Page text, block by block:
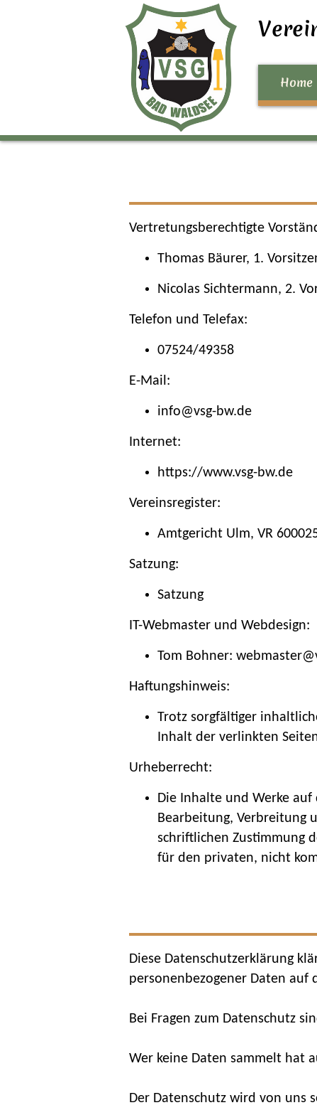
Home
Vertretungsberechtigte
Thomas Bäurer, 1.
Nicolas Sichtermann, 2.
Telefon und Telefax:
07524/49358
E-Mail:
info@vsg-bw.de
Internet:
https://www.vsg-bw.de
Vereinsregister:
Amtgericht Ulm, VR
Satzung:
Satzung
IT-Webmaster und Webdesign:
Tom Bohner:
Haftungshinweis:
Trotz sorgfältiger
Inhalt der verlinkten
Urheberrecht:
Die Inhalte und Werke
Bearbeitung, Verbreitung
schriftlichen Zustimmung
für den privaten, nicht
Diese Datenschutzerklärung
personenbezogener Daten auf
Bei Fragen zum Datenschutz
Wer keine Daten sammelt hat
Der Datenschutz wird von uns